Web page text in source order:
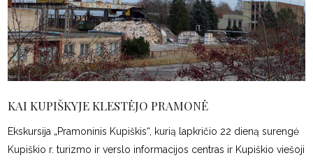
KAI KUPIŠKYJE KLESTĖJO PRAMONĖ
Ekskursija „Pramoninis Kupiškis“, kurią lapkričio 22 dieną surengė
Kupiškio r. turizmo ir verslo informacijos centras ir Kupiškio viešoji